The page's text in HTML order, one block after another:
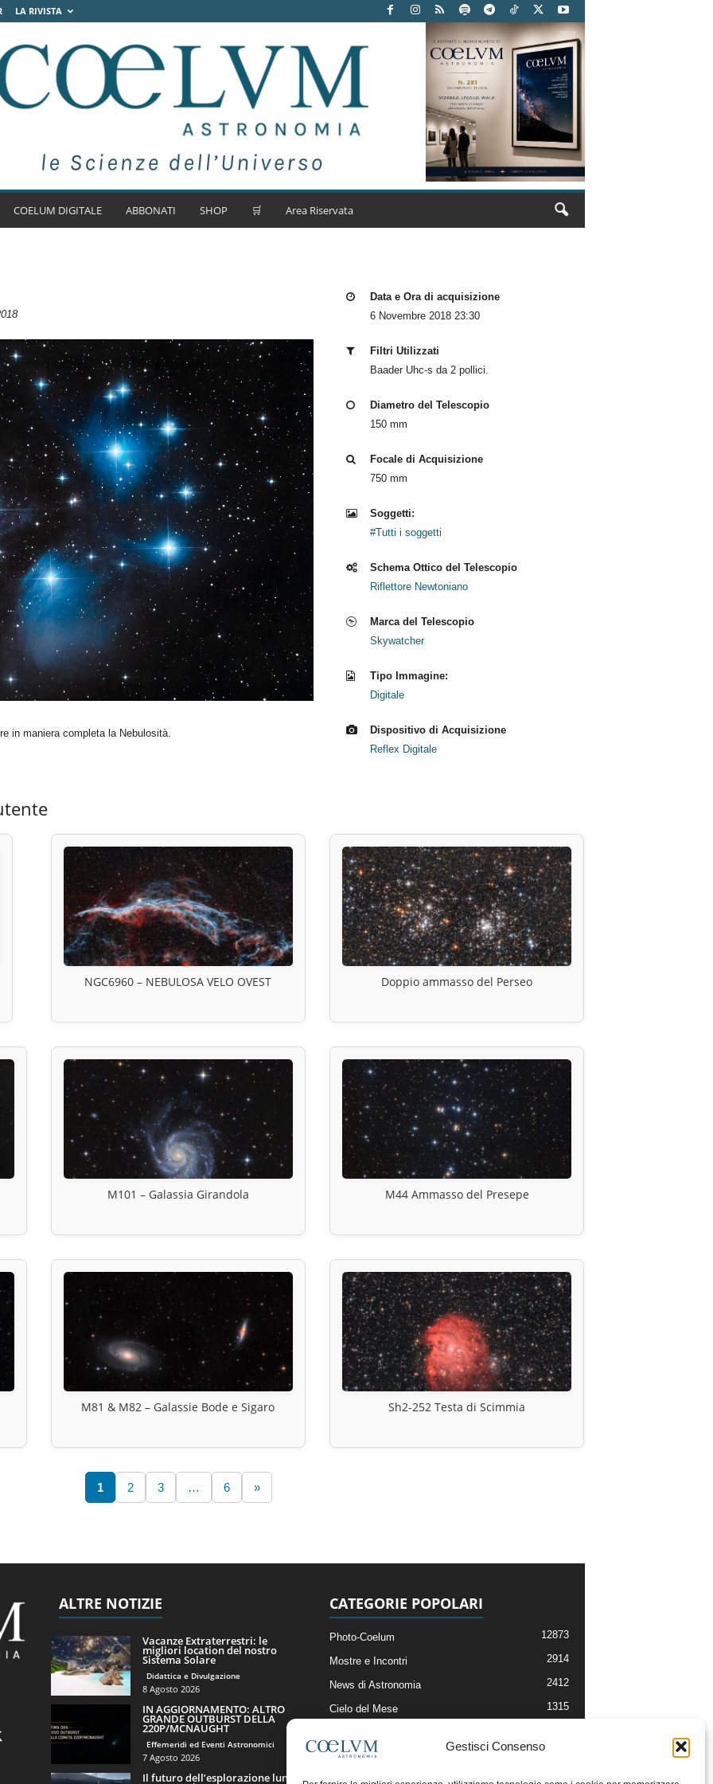
Gestisci Consenso
LA RIVISTA
COELUM DIGITALE ABBONATI SHOP 🛒 Area Riservata
in maniera completa la Nebulosità.
Data e Ora di acquisizione
6 Novembre 2018 23:30
Filtri Utilizzati
Baader Uhc-s da 2 pollici.
Diametro del Telescopio
150 mm
Focale di Acquisizione
750 mm
Soggetti:
#Tutti i soggetti
Schema Ottico del Telescopio
Riflettore Newtoniano
Marca del Telescopio
Skywatcher
Tipo Immagine:
Digitale
Dispositivo di Acquisizione
Reflex Digitale
NGC6960 – NEBULOSA VELO OVEST Doppio ammasso del Perseo
M101 – Galassia Girandola M44 Ammasso del Presepe
M81 & M82 – Galassie Bode e Sigaro Sh2-252 Testa di Scimmia
1 2 3 … 6 »
ALTRE NOTIZIE
Vacanze Extraterrestri: le
migliori location del nostro
Sistema Solare
Didattica e Divulgazione
8 Agosto 2026
IN AGGIORNAMENTO: ALTRO
GRANDE OUTBURST DELLA
220P/MCNAUGHT
Effemeridi ed Eventi Astronomici
7 Agosto 2026
Il futuro dell’esplorazione lunare
CATEGORIE POPOLARI
Photo-Coelum 12873
Mostre e Incontri 2914
News di Astronomia 2412
Cielo del Mese 1315
Articoli e Risorse On-Line
Il Blog della Redazione